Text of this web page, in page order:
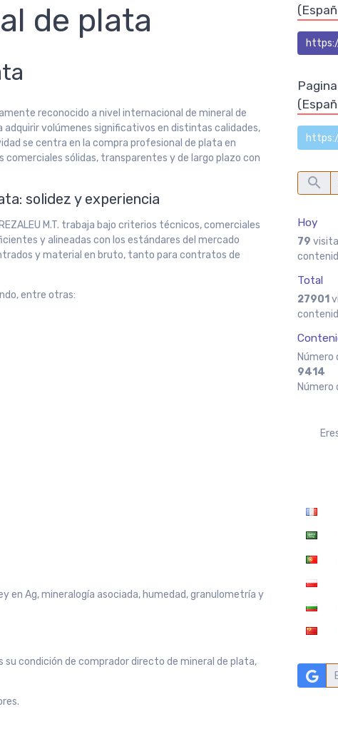
de plata
reconocido a nivel internacional de mineral de
volúmenes significativos en distintas calidades,
se centra en la compra profesional de plata en
sólidas, transparentes y de largo plazo con
solidez y experiencia
M.T. trabaja bajo criterios técnicos, comerciales
y alineadas con los estándares del mercado
y material en bruto, tanto para contratos de
entre otras:
en Ag, mineralogía asociada, humedad, granulometría y
su condición de comprador directo de mineral de plata,
Hoy
79
Total
27901
Número
9414
Número